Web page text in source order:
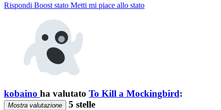
Rispondi Boost stato Metti mi piace allo stato
kobaino ha valutato To Kill a Mockingbird:
Mostra valutazione 5 stelle